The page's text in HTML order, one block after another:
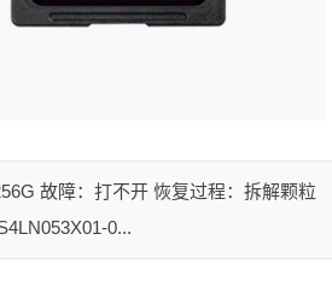
故障：打不开 恢复过程：拆解颗粒
0...